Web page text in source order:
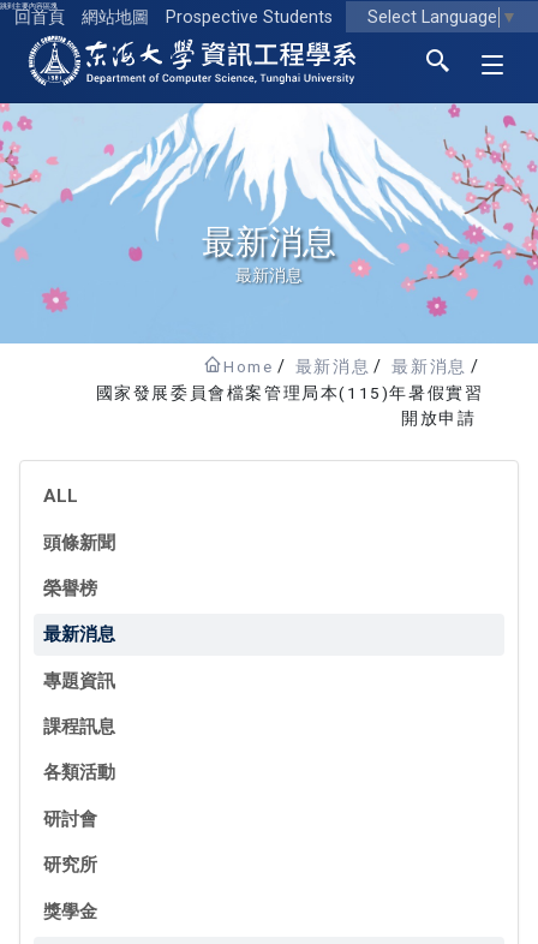
跳到主要內容區塊
回首頁 網站地圖 Prospective Students Select Language ▼
東海大學logo
最新消息
最新消息
Home 最新消息
最新消息
國家發展委員會檔案管理局本(115)年暑假實習
開放申請
ALL
頭條新聞
榮譽榜
最新消息
專題資訊
課程訊息
各類活動
研討會
研究所
獎學金